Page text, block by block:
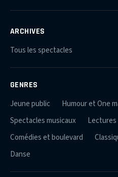
ARCHIVES
Tous les spectacles
GENRES
Jeune public
Humour et One
Spectacles musicaux
Lectures
Comédies et boulevard
Danse